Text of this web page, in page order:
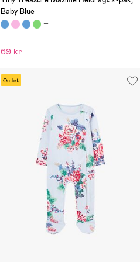
Baby Blue
69 kr
Outlet